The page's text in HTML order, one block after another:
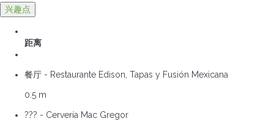
兴趣点
距离
餐厅 - Restaurante Edison, Tapas y Fusión Mexicana
0.5 m
??? - Cervería Mac Gregor